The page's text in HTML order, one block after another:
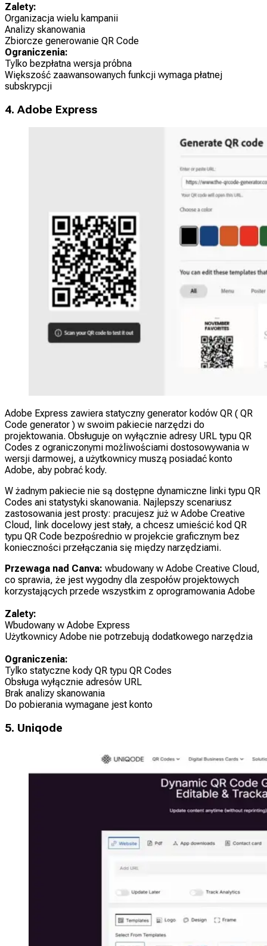
Zalety:
Organizacja wielu kampanii
Analizy skanowania
Zbiorcze generowanie QR Code
Ograniczenia:
Tylko bezpłatna wersja próbna
Większość zaawansowanych funkcji wymaga płatnej
subskrypcji
4. Adobe Express
Adobe Express zawiera statyczny generator kodów QR ( QR
Code generator ) w swoim pakiecie narzędzi do
projektowania. Obsługuje on wyłącznie adresy URL typu QR
Codes z ograniczonymi możliwościami dostosowywania w
wersji darmowej, a użytkownicy muszą posiadać konto
Adobe, aby pobrać kody.
W żadnym pakiecie nie są dostępne dynamiczne linki typu QR
Codes ani statystyki skanowania. Najlepszy scenariusz
zastosowania jest prosty: pracujesz już w Adobe Creative
Cloud, link docelowy jest stały, a chcesz umieścić kod QR
typu QR Code bezpośrednio w projekcie graficznym bez
konieczności przełączania się między narzędziami.
Przewaga nad Canva: wbudowany w Adobe Creative Cloud,
co sprawia, że jest wygodny dla zespołów projektowych
korzystających przede wszystkim z oprogramowania Adobe
Zalety:
Wbudowany w Adobe Express
Użytkownicy Adobe nie potrzebują dodatkowego narzędzia
Ograniczenia:
Tylko statyczne kody QR typu QR Codes
Obsługa wyłącznie adresów URL
Brak analizy skanowania
Do pobierania wymagane jest konto
5. Uniqode